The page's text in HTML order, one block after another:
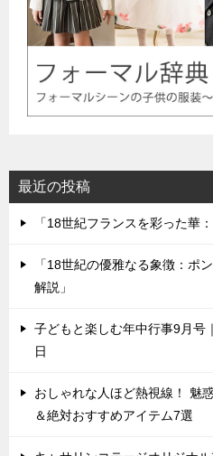
最近の投稿
「18世紀フランスを彩った華
「18世紀の優雅なる象徴：ポ
解説」
子どもと楽しむ年中行事9月号
日
おしゃれな人ほど熱視線！ 魅
＆絶対おすすめアイテム7選